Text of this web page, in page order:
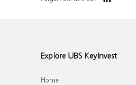
Explore UBS KeyInvest
Home